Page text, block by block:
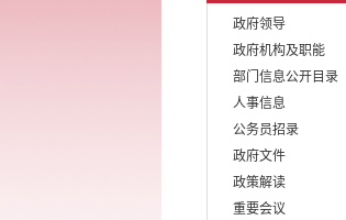
政府领导
政府机构及职能
部门信息公开目录
人事信息
公务员招录
政府文件
政策解读
重要会议